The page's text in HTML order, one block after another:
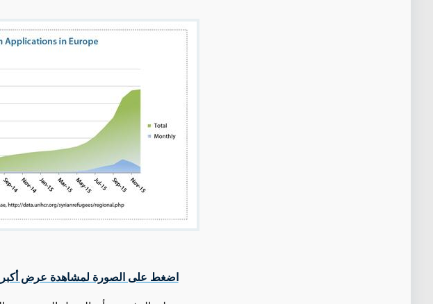
اضغط على الصورة لمشاهدة عرض